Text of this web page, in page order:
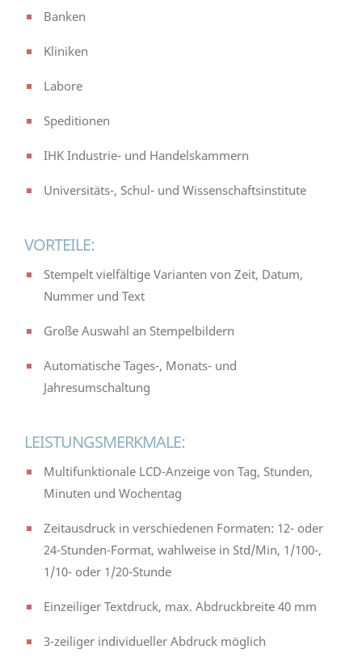
Banken
Kliniken
Labore
Speditionen
IHK Industrie- und Handelskammern
Universitäts-, Schul- und Wissenschaftsinstitute
VORTEILE:
Stempelt vielfältige Varianten von Zeit, Datum,
Nummer und Text
Große Auswahl an Stempelbildern
Automatische Tages-, Monats- und
Jahresumschaltung
LEISTUNGSMERKMALE:
Multifunktionale LCD-Anzeige von Tag, Stunden,
Minuten und Wochentag
Zeitausdruck in verschiedenen Formaten: 12- oder
24-Stunden-Format, wahlweise in Std/Min, 1/100-,
1/10- oder 1/20-Stunde
Einzeiliger Textdruck, max. Abdruckbreite 40 mm
3-zeiliger individueller Abdruck möglich